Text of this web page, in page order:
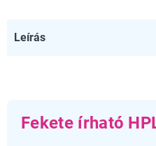
Leírás
Fekete írható